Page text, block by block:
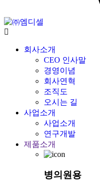
회사소개
CEO 인사말
경영이념
회사연혁
조직도
오시는 길
사업소개
사업소개
연구개발
제품소개
병의원용